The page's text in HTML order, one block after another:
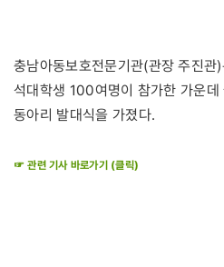
충남아동보호전문기관(관장 주진
석대학생 100여명이 참가한 가운
동아리 발대식을 가졌다.
☞ 관련 기사 바로가기 (클릭)